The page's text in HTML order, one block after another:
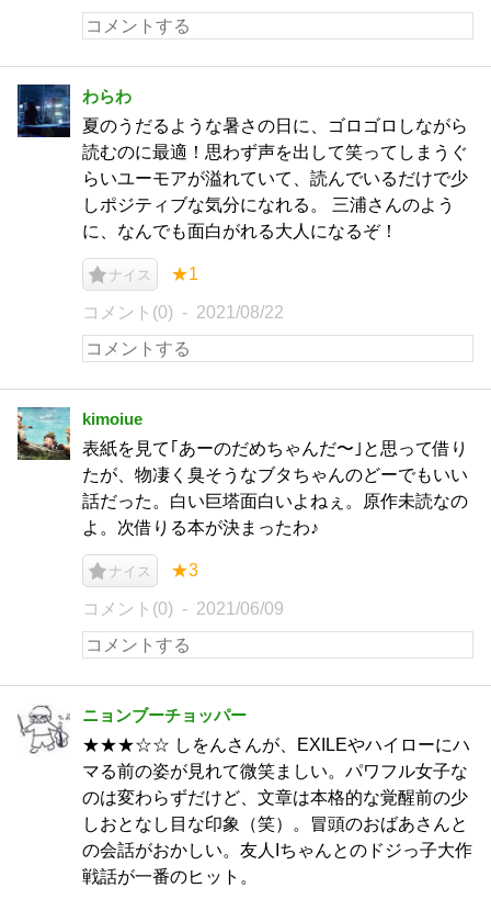
わらわ
夏のうだるような暑さの日に、ゴロゴロしながら
読むのに最適！思わず声を出して笑ってしまうぐ
らいユーモアが溢れていて、読んでいるだけで少
しポジティブな気分になれる。 三浦さんのよう
に、なんでも面白がれる大人になるぞ！
ナイス ★1
コメント(0) 2021/08/22
kimoiue
表紙を見て｢あーのだめちゃんだ〜｣と思って借り
たが、物凄く臭そうなブタちゃんのどーでもいい
話だった。白い巨塔面白いよねぇ。原作未読なの
よ。次借りる本が決まったわ♪
ナイス ★3
コメント(0) 2021/06/09
ニョンブーチョッパー
★★★☆☆ しをんさんが、EXILEやハイローにハ
マる前の姿が見れて微笑ましい。パワフル女子な
のは変わらずだけど、文章は本格的な覚醒前の少
しおとなし目な印象（笑）。冒頭のおばあさんと
の会話がおかしい。友人Iちゃんとのドジっ子大作
戦話が一番のヒット。